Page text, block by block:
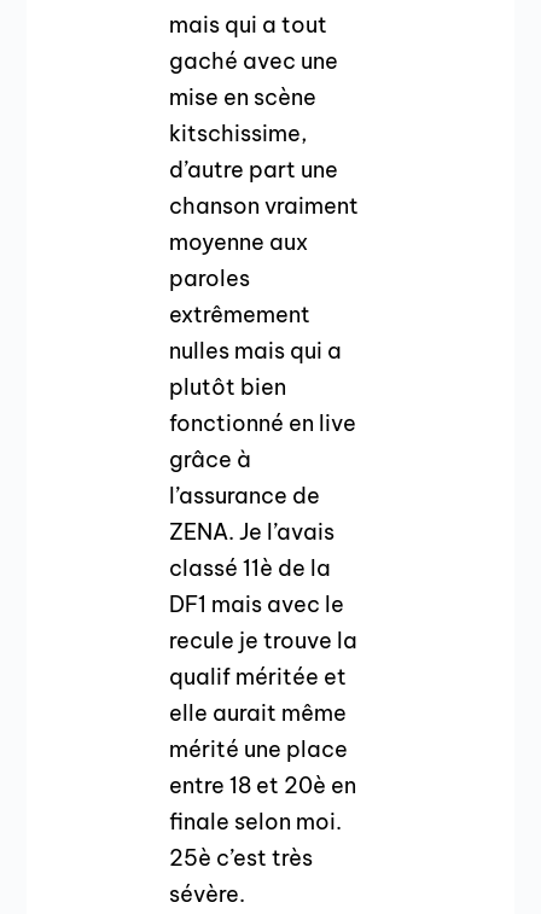
mais qui a tout
gaché avec une
mise en scène
kitschissime,
d’autre part une
chanson vraiment
moyenne aux
paroles
extrêmement
nulles mais qui a
plutôt bien
fonctionné en live
grâce à
l’assurance de
ZENA. Je l’avais
classé 11è de la
DF1 mais avec le
recule je trouve la
qualif méritée et
elle aurait même
mérité une place
entre 18 et 20è en
finale selon moi.
25è c’est très
sévère.